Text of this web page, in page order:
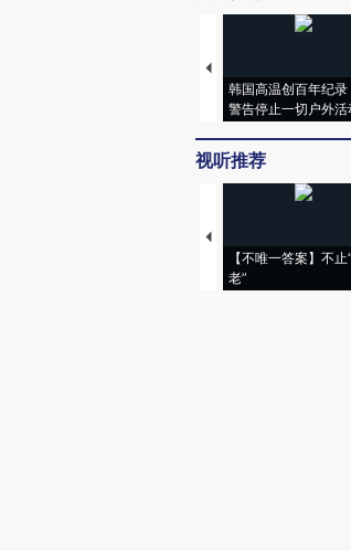
韩国高温创百年纪录
警告停止一切户外活
视听推荐
【不唯一答案】不止
老”